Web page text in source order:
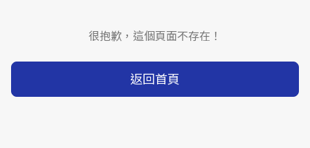
很抱歉，這個頁面不存在！
返回首頁